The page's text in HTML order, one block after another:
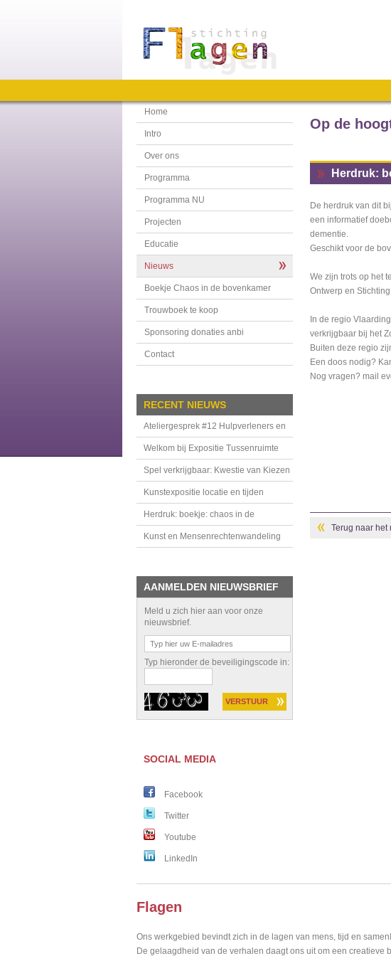
Home
Intro
Over ons
Programma
Programma NU
Projecten
Educatie
Nieuws
Boekje Chaos in de bovenkamer
Trouwboek te koop
Sponsoring donaties anbi
Contact
RECENT NIEUWS
Ateliergesprek #12 Hulpverleners en
handhavers in de Tussenruimte
Welkom bij Expositie Tussenruimte
Spel verkrijgbaar: Kwestie van Kiezen
Kunstexpositie locatie en tijden
Herdruk: boekje: chaos in de
bovenkamer
Kunst en Mensenrechtenwandeling
AANMELDEN NIEUWSBRIEF
Meld u zich hier aan voor onze
nieuwsbrief.
Typ hieronder de beveiligingscode in:
SOCIAL MEDIA
Facebook
Twitter
Youtube
LinkedIn
Op de
Herdruk:
De herdruk van dit
een informatief
dementie.
Geschikt voor de
We zijn trots op het
Ontwerp en
In de regio
verkrijgbaar bij het
Buiten deze regio
Een doos nodig?
Nog vragen? mail
Terug naar het
Flagen
Ons werkgebied bevindt zich in de lagen van mens, tijd en
De gelaagdheid van de verhalen daagt ons uit om een